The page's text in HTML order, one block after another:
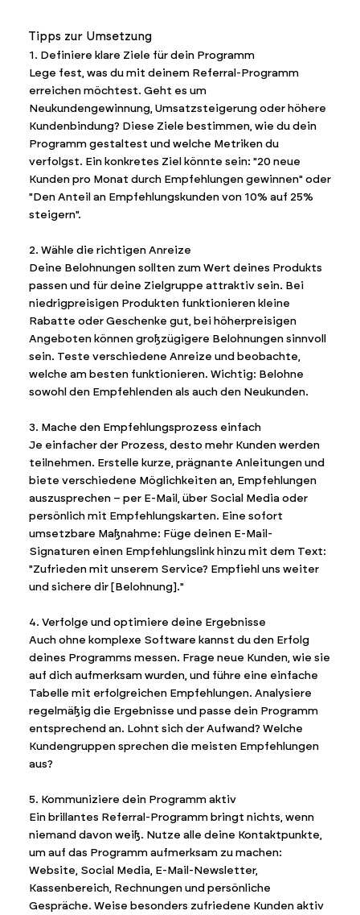
Tipps zur Umsetzung
1. Definiere klare Ziele für dein Programm
Lege fest, was du mit deinem Referral-Programm
erreichen möchtest. Geht es um
Neukundengewinnung, Umsatzsteigerung oder höhere
Kundenbindung? Diese Ziele bestimmen, wie du dein
Programm gestaltest und welche Metriken du
verfolgst. Ein konkretes Ziel könnte sein: "20 neue
Kunden pro Monat durch Empfehlungen gewinnen" oder
"Den Anteil an Empfehlungskunden von 10% auf 25%
steigern".
2. Wähle die richtigen Anreize
Deine Belohnungen sollten zum Wert deines Produkts
passen und für deine Zielgruppe attraktiv sein. Bei
niedrigpreisigen Produkten funktionieren kleine
Rabatte oder Geschenke gut, bei höherpreisigen
Angeboten können großzügigere Belohnungen sinnvoll
sein. Teste verschiedene Anreize und beobachte,
welche am besten funktionieren. Wichtig: Belohne
sowohl den Empfehlenden als auch den Neukunden.
3. Mache den Empfehlungsprozess einfach
Je einfacher der Prozess, desto mehr Kunden werden
teilnehmen. Erstelle kurze, prägnante Anleitungen und
biete verschiedene Möglichkeiten an, Empfehlungen
auszusprechen – per E-Mail, über Social Media oder
persönlich mit Empfehlungskarten. Eine sofort
umsetzbare Maßnahme: Füge deinen E-Mail-
Signaturen einen Empfehlungslink hinzu mit dem Text:
"Zufrieden mit unserem Service? Empfiehl uns weiter
und sichere dir [Belohnung]."
4. Verfolge und optimiere deine Ergebnisse
Auch ohne komplexe Software kannst du den Erfolg
deines Programms messen. Frage neue Kunden, wie sie
auf dich aufmerksam wurden, und führe eine einfache
Tabelle mit erfolgreichen Empfehlungen. Analysiere
regelmäßig die Ergebnisse und passe dein Programm
entsprechend an. Lohnt sich der Aufwand? Welche
Kundengruppen sprechen die meisten Empfehlungen
aus?
5. Kommuniziere dein Programm aktiv
Ein brillantes Referral-Programm bringt nichts, wenn
niemand davon weiß. Nutze alle deine Kontaktpunkte,
um auf das Programm aufmerksam zu machen:
Website, Social Media, E-Mail-Newsletter,
Kassenbereich, Rechnungen und persönliche
Gespräche. Weise besonders zufriedene Kunden aktiv